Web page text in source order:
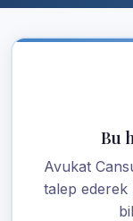
Bu
Avukat
talep ederek